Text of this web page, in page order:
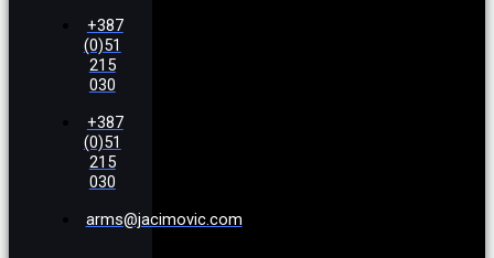
+387
(0)51
215
030
+387
(0)51
215
030
arms@jacimovic.com